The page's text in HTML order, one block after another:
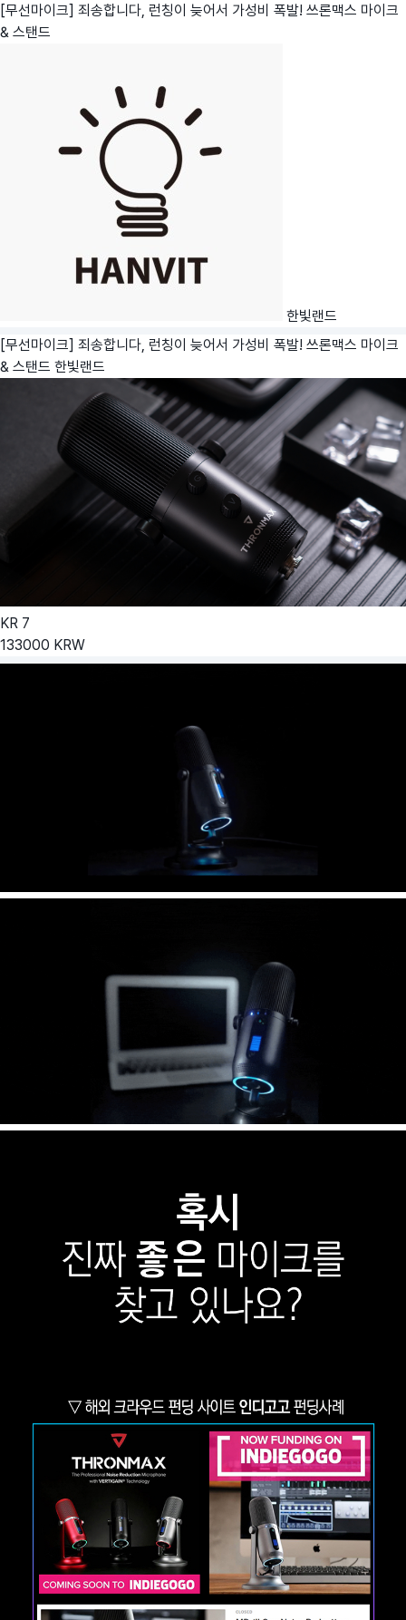
[무선마이크] 죄송합니다, 런칭이 늦어서 가성비 폭발! 쓰론맥스 마이크
& 스탠드
한빛랜드
[무선마이크] 죄송합니다, 런칭이 늦어서 가성비 폭발! 쓰론맥스 마이크
& 스탠드 한빛랜드
KR 7
133000 KRW